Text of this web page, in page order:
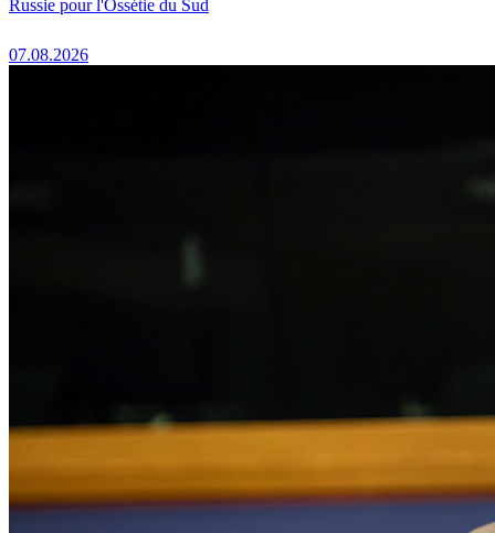
Russie pour l'Ossétie du Sud
07.08.2026